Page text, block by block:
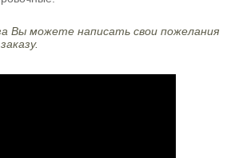
Вы можете написать свои пожелания